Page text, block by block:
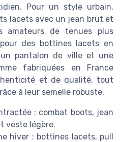
Pour un style urbain,
lacets avec un jean brut et
amateurs de tenues plus
des bottines lacets en
pantalon de ville et une
fabriquées en France
et de qualité, tout
à leur semelle robuste.
: combat boots, jean
veste légère.
hiver : bottines lacets, pull